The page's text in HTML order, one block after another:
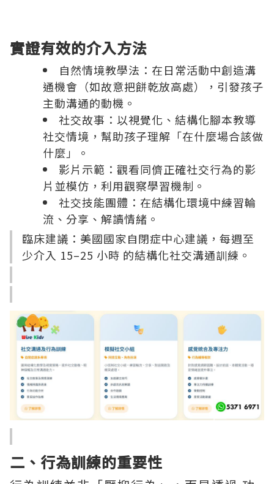
實證有效的介入方法
自然情境教學法：在日常活動中創造溝
通機會（如故意把餅乾放高處），引發孩子
主動溝通的動機。
社交故事：以視覺化、結構化腳本教導
社交情境，幫助孩子理解「在什麼場合該做
什麼」。
影片示範：觀看同儕正確社交行為的影
片並模仿，利用觀察學習機制。
社交技能團體：在結構化環境中練習輪
流、分享、解讀情緒。
臨床建議：美國國家自閉症中心建議，每週至
少介入 15–25 小時 的結構化社交溝通訓練。
二、行為訓練的重要性